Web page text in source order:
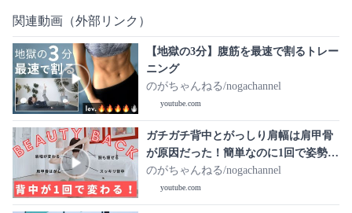
関連動画（外部リンク）
【地獄の3分】腹筋を最速で割るトレー
ニング
のがちゃんねる/nogachannel
youtube.com
ガチガチ背中とがっしり肩幅は肩甲骨
が原因だった！簡単なのに1回で姿勢が
変わって続けるほど背中が痩せるトレ
ーニング
のがちゃんねる/nogachannel
youtube.com